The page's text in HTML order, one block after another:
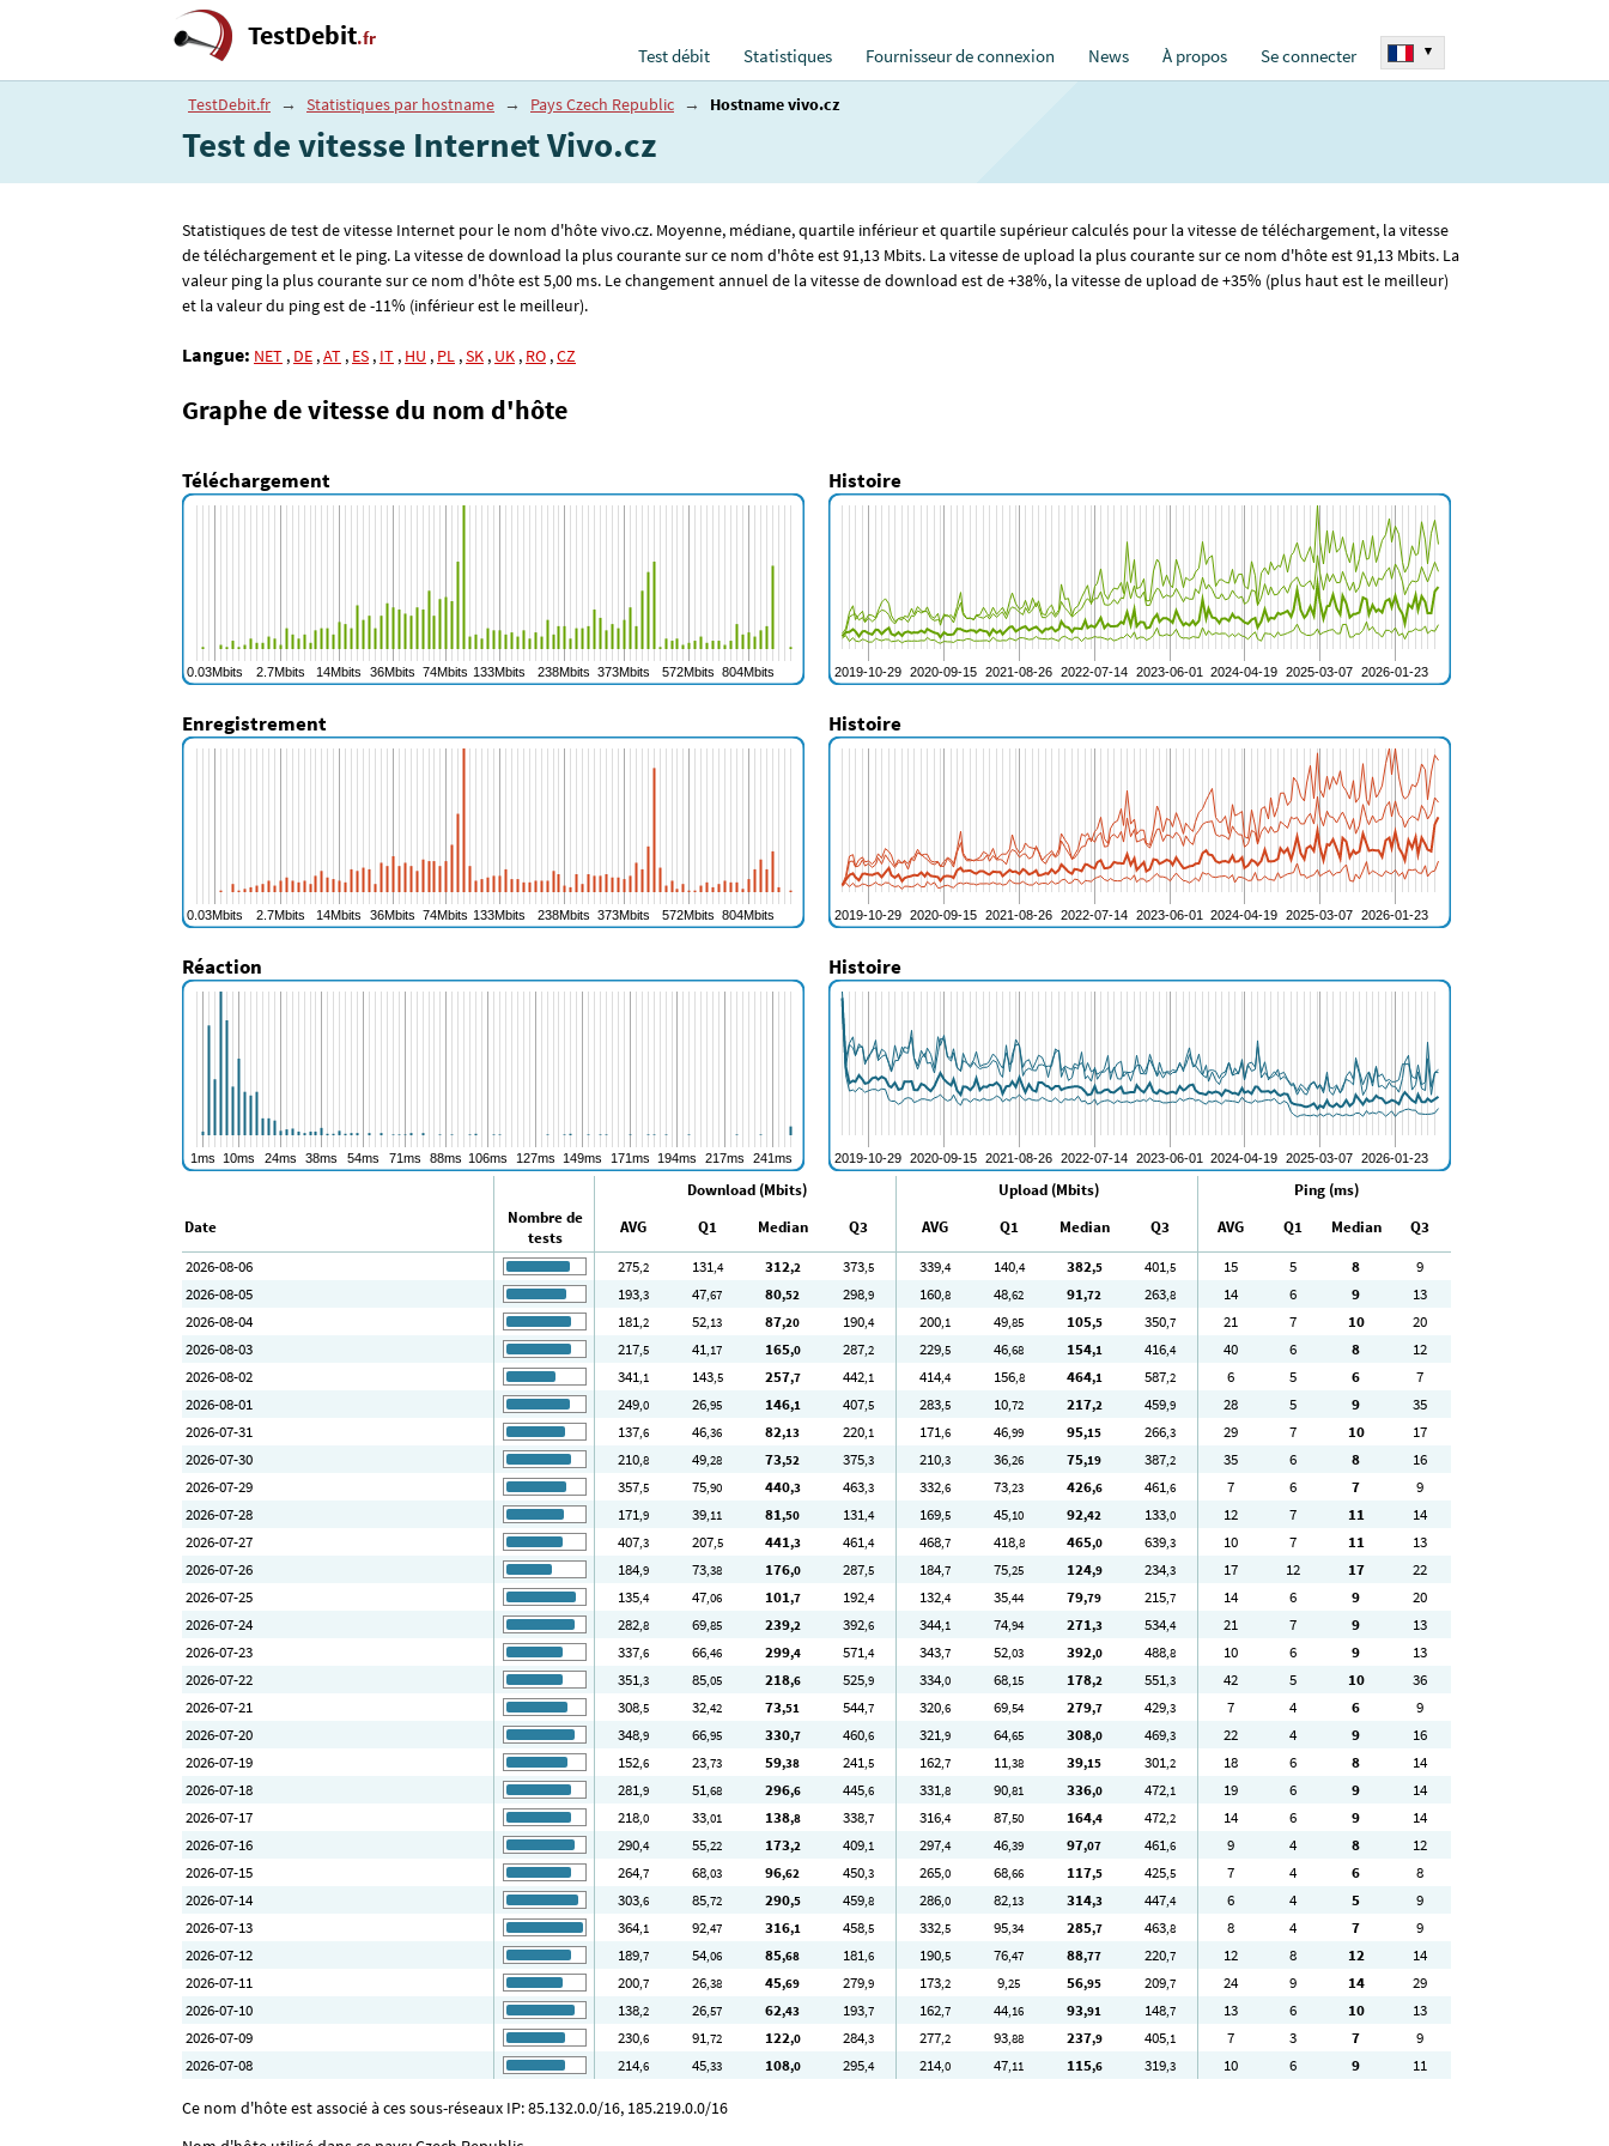
TestDebit.fr
Test débit Statistiques Fournisseur de connexion News À propos Se connecter ▾
TestDebit.fr → Statistiques par hostname → Pays Czech Republic → Hostname vivo.cz
Test de vitesse Internet Vivo.cz
Statistiques de test de vitesse Internet pour le nom d'hôte vivo.cz. Moyenne, médiane, quartile inférieur et quartile supérieur calculés pour la vitesse de téléchargement, la vitesse
de téléchargement et le ping. La vitesse de download la plus courante sur ce nom d'hôte est 91,13 Mbits. La vitesse de upload la plus courante sur ce nom d'hôte est 91,13 Mbits. La
valeur ping la plus courante sur ce nom d'hôte est 5,00 ms. Le changement annuel de la vitesse de download est de +38%, la vitesse de upload de +35% (plus haut est le meilleur)
et la valeur du ping est de -11% (inférieur est le meilleur).
Langue: NET , DE ,AT , ES , IT , HU , PL ,SK , UK , RO ,CZ
Graphe de vitesse du nom d'hôte
Téléchargement Histoire
Enregistrement Histoire
Réaction Histoire
Download (Mbits) Upload (Mbits)
Ping (ms)
Date
Nombre de
tests
AVG Q1 Median Q3 AVG Q1 Median Q3 AVG Q1 Median
Q3
2026-08-06
275,2 131,4 312,2 373,5 339,4 140,4 382,5 401,5 15 5 8
9
2026-08-05
193,3 47,67 80,52 298,9 160,8 48,62 91,72 263,8 14 6 9
13
2026-08-04
181,2 52,13 87,20 190,4 200,1 49,85 105,5 350,7 21 7 10
20
2026-08-03
217,5 41,17 165,0 287,2 229,5 46,68 154,1 416,4 40 6 8
12
2026-08-02
341,1 143,5 257,7 442,1 414,4 156,8 464,1 587,2 6 5 6
7
2026-08-01
249,0 26,95 146,1 407,5 283,5 10,72 217,2 459,9 28 5 9
35
2026-07-31
137,6 46,36 82,13 220,1 171,6 46,99 95,15 266,3 29 7 10
17
2026-07-30
210,8 49,28 73,52 375,3 210,3 36,26 75,19 387,2 35 6 8
16
2026-07-29
357,5 75,90 440,3 463,3 332,6 73,23 426,6 461,6 7 6 7
9
2026-07-28
171,9 39,11 81,50 131,4 169,5 45,10 92,42 133,0 12 7 11
14
2026-07-27
407,3 207,5 441,3 461,4 468,7 418,8 465,0 639,3 10 7 11
13
2026-07-26
184,9 73,38 176,0 287,5 184,7 75,25 124,9 234,3 17 12 17
22
2026-07-25
135,4 47,06 101,7 192,4 132,4 35,44 79,79 215,7 14 6 9
20
2026-07-24
282,8 69,85 239,2 392,6 344,1 74,94 271,3 534,4 21 7 9
13
2026-07-23
337,6 66,46 299,4 571,4 343,7 52,03 392,0 488,8 10 6 9
13
2026-07-22
351,3 85,05 218,6 525,9 334,0 68,15 178,2 551,3 42 5 10
36
2026-07-21
308,5 32,42 73,51 544,7 320,6 69,54 279,7 429,3 7 4 6
9
2026-07-20
348,9 66,95 330,7 460,6 321,9 64,65 308,0 469,3 22 4 9
16
2026-07-19
152,6 23,73 59,38 241,5 162,7 11,38 39,15 301,2 18 6 8
14
2026-07-18
281,9 51,68 296,6 445,6 331,8 90,81 336,0 472,1 19 6 9
14
2026-07-17
218,0 33,01 138,8 338,7 316,4 87,50 164,4 472,2 14 6 9
14
2026-07-16
290,4 55,22 173,2 409,1 297,4 46,39 97,07 461,6 9 4 8
12
2026-07-15
264,7 68,03 96,62 450,3 265,0 68,66 117,5 425,5 7 4 6
8
2026-07-14
303,6 85,72 290,5 459,8 286,0 82,13 314,3 447,4 6 4 5
9
2026-07-13
364,1 92,47 316,1 458,5 332,5 95,34 285,7 463,8 8 4 7
9
2026-07-12
189,7 54,06 85,68 181,6 190,5 76,47 88,77 220,7 12 8 12
14
2026-07-11
200,7 26,38 45,69 279,9 173,2 9,25 56,95 209,7 24 9 14
29
2026-07-10
138,2 26,57 62,43 193,7 162,7 44,16 93,91 148,7 13 6 10
13
2026-07-09
230,6 91,72 122,0 284,3 277,2 93,88 237,9 405,1 7 3 7
9
2026-07-08
214,6 45,33 108,0 295,4 214,0 47,11 115,6 319,3 10 6 9 11
Ce nom d'hôte est associé à ces sous-réseaux IP: 85.132.0.0/16, 185.219.0.0/16